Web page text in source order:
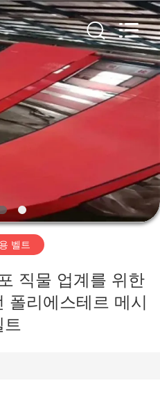
벨트
직물 업계를 위한
폴리에스테르 메시
트